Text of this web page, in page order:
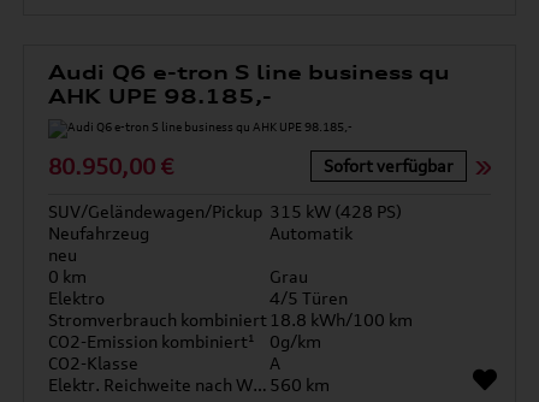
Audi Q6 e-tron S line business qu
AHK UPE 98.185,-
80.950,00 € Sofort verfügbar
SUV/Geländewagen/Pickup 315 kW (428 PS)
Neufahrzeug
Automatik
neu
0 km
Grau
Elektro
4/5 Türen
Stromverbrauch kombiniert 18.8 kWh/100 km
CO2-Emission kombiniert¹
0g/km
CO2-Klasse
A
Elektr. Reichweite nach WLTP* 560 km